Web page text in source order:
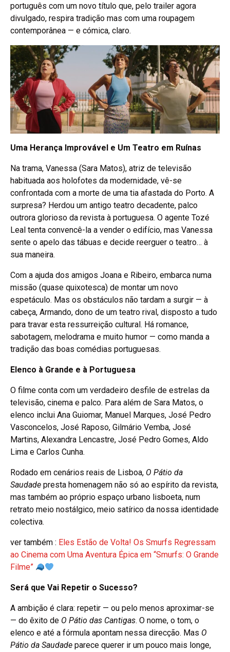
português com um novo título que, pelo trailer agora
divulgado, respira tradição mas com uma roupagem
contemporânea — e cómica, claro.
Uma Herança Improvável e Um Teatro em Ruínas
Na trama, Vanessa (Sara Matos), atriz de televisão
habituada aos holofotes da modernidade, vê-se
confrontada com a morte de uma tia afastada do Porto. A
surpresa? Herdou um antigo teatro decadente, palco
outrora glorioso da revista à portuguesa. O agente Tozé
Leal tenta convencê-la a vender o edifício, mas Vanessa
sente o apelo das tábuas e decide reerguer o teatro… à
sua maneira.
Com a ajuda dos amigos Joana e Ribeiro, embarca numa
missão (quase quixotesca) de montar um novo
espetáculo. Mas os obstáculos não tardam a surgir — à
cabeça, Armando, dono de um teatro rival, disposto a tudo
para travar esta ressurreição cultural. Há romance,
sabotagem, melodrama e muito humor — como manda a
tradição das boas comédias portuguesas.
Elenco à Grande e à Portuguesa
O filme conta com um verdadeiro desfile de estrelas da
televisão, cinema e palco. Para além de Sara Matos, o
elenco inclui Ana Guiomar, Manuel Marques, José Pedro
Vasconcelos, José Raposo, Gilmário Vemba, José
Martins, Alexandra Lencastre, José Pedro Gomes, Aldo
Lima e Carlos Cunha.
Rodado em cenários reais de Lisboa, O Pátio da
Saudade presta homenagem não só ao espírito da revista,
mas também ao próprio espaço urbano lisboeta, num
retrato meio nostálgico, meio satírico da nossa identidade
colectiva.
ver também : Eles Estão de Volta! Os Smurfs Regressam
ao Cinema com Uma Aventura Épica em “Smurfs: O Grande
Filme”
Será que Vai Repetir o Sucesso?
A ambição é clara: repetir — ou pelo menos aproximar-se
— do êxito de O Pátio das Cantigas. O nome, o tom, o
elenco e até a fórmula apontam nessa direcção. Mas O
Pátio da Saudade parece querer ir um pouco mais longe,